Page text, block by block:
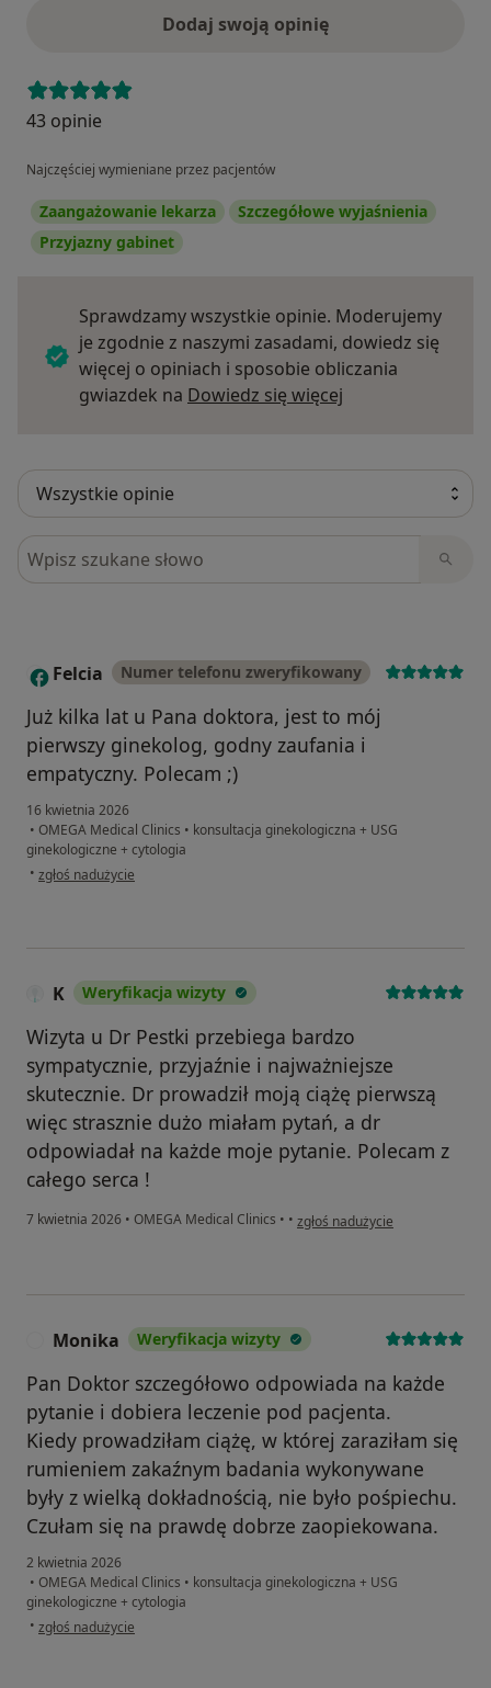
Dodaj swoją opinię
43 opinie
Najczęściej wymieniane przez pacjentów
Zaangażowanie lekarza
Szczegółowe wyjaśnienia
Przyjazny gabinet
Sprawdzamy wszystkie opinie. Moderujemy
je zgodnie z naszymi zasadami, dowiedz się
więcej o opiniach i sposobie obliczania
gwiazdek na Dowiedz się więcej
Szukaj w opiniach
F Felcia Numer telefonu zweryfikowany
Już kilka lat u Pana doktora, jest to mój
pierwszy ginekolog, godny zaufania i
empatyczny. Polecam ;)
16 kwietnia 2026
• OMEGA Medical Clinics • konsultacja ginekologiczna + USG
ginekologiczne + cytologia
• w opinii użytkownika Felcia
zgłoś nadużycie
K Weryfikacja wizyty
Wizyta u Dr Pestki przebiega bardzo
sympatycznie, przyjaźnie i najważniejsze
skutecznie. Dr prowadził moją ciążę pierwszą
więc strasznie dużo miałam pytań, a dr
odpowiadał na każde moje pytanie. Polecam z
całego serca !
7 kwietnia 2026 • OMEGA Medical Clinics • • w opinii użytkownika K
zgłoś nadużycie
Monika Weryfikacja wizyty
Pan Doktor szczegółowo odpowiada na każde
pytanie i dobiera leczenie pod pacjenta.
Kiedy prowadziłam ciążę, w której zaraziłam się
rumieniem zakaźnym badania wykonywane
były z wielką dokładnością, nie było pośpiechu.
Czułam się na prawdę dobrze zaopiekowana.
2 kwietnia 2026
• OMEGA Medical Clinics • konsultacja ginekologiczna + USG
ginekologiczne + cytologia
• w opinii użytkownika Monika
zgłoś nadużycie